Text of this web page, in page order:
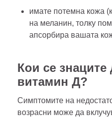
имате потемна кожа
на меланин, толку
апсорбира вашата
Кои се знаците
витамин Д?
Симптомите на
возрасни може да